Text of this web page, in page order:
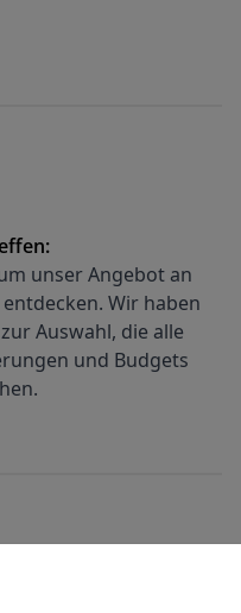
unser Angebot an
Wir haben
Auswahl, die alle
und Budgets